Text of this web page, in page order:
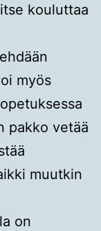
kouluttaa
myös
pakko vetää
muutkin
on